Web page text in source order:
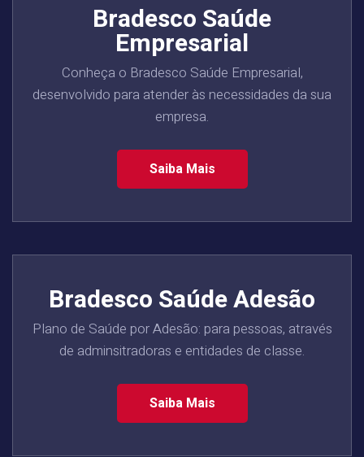
Bradesco Saúde
Empresarial
Conheça o Bradesco Saúde Empresarial,
desenvolvido para atender às necessidades da sua
empresa.
Saiba Mais
Bradesco Saúde Adesão
Plano de Saúde por Adesão: para pessoas, através
de adminsitradoras e entidades de classe.
Saiba Mais